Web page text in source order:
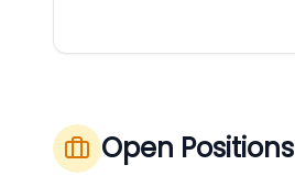
Open Positions